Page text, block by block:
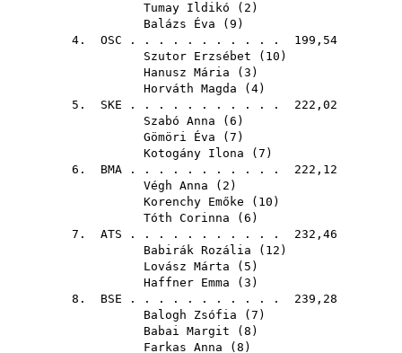
Tumay Ildikó ( 2 )
Balázs Éva ( 9 )
4. OSC . . . . . . . . . . . 199,54
Szutor Erzsébet ( 10 )
Hanusz Mária ( 3 )
Horváth Magda ( 4)
5. SKE . . . . . . . . . . . 222,02
Szabó Anna ( 6 )
Gömöri Éva ( 7 )
Kotogány Ilona ( 7 )
6. BMA . . . . . . . . . . . 222,12
Végh Anna ( 2 )
Korenchy Emőke ( 10 )
Tóth Corinna ( 6 )
7. ATS . . . . . . . . . . . 232,46
Babirák Rozália ( 12 )
Lovász Márta ( 5 )
Haffner Emma ( 3 )
8. BSE . . . . . . . . . . . 239,28
Balogh Zsófia ( 7 )
Babai Margit ( 8 )
Farkas Anna ( 8 )